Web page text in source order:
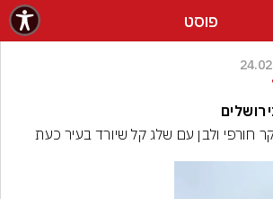
פוסט
חורפי ולבן עם שלג קל שיורד בעיר כעת